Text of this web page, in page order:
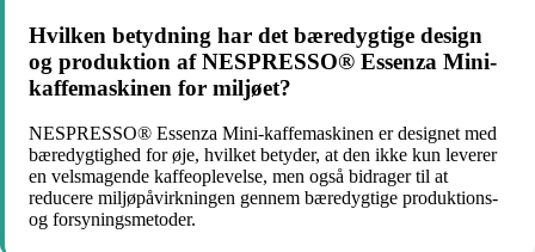
Hvilken betydning har det bæredygtige design
og produktion af NESPRESSO® Essenza Mini-
kaffemaskinen for miljøet?
NESPRESSO® Essenza Mini-kaffemaskinen er designet med
bæredygtighed for øje, hvilket betyder, at den ikke kun leverer
en velsmagende kaffeoplevelse, men også bidrager til at
reducere miljøpåvirkningen gennem bæredygtige produktions-
og forsyningsmetoder.